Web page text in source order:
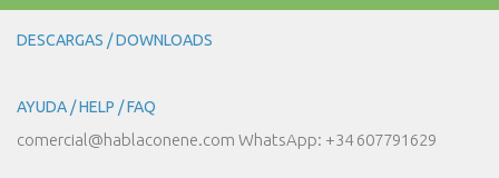
DESCARGAS / DOWNLOADS
AYUDA / HELP / FAQ
comercial@hablaconene.com WhatsApp: +34 607791629